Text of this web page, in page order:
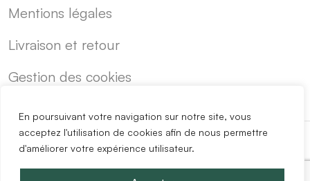
En poursuivant votre navigation sur notre site, vous
acceptez l'utilisation de cookies afin de nous permettre
d'améliorer votre expérience utilisateur.
Mentions légales
Livraison et retour
Gestion des cookies
-